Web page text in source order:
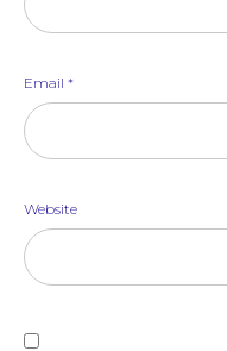
Email *
Website